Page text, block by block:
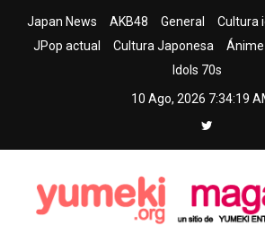
Japan News AKB48 General Cultura
JPop actual
Cultura Japonesa
Idols 70s
10 Ago, 2026 7:34:20